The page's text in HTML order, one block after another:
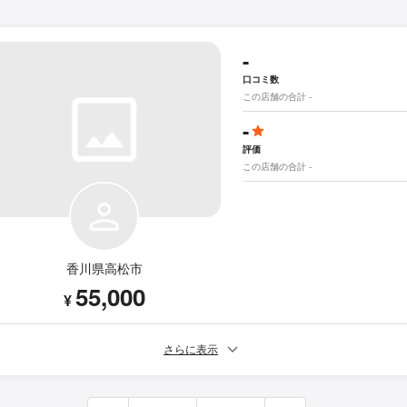
香川県高松市
¥55,000
-
口コミ数
この店舗の合計 -
-
評価
この店舗の合計 -
さらに表示